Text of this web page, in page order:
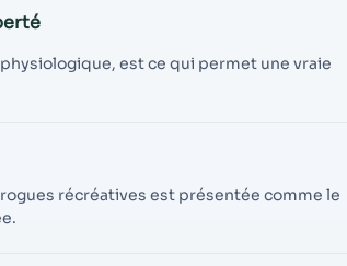
est ce qui permet une vraie
récréatives est présentée comme le